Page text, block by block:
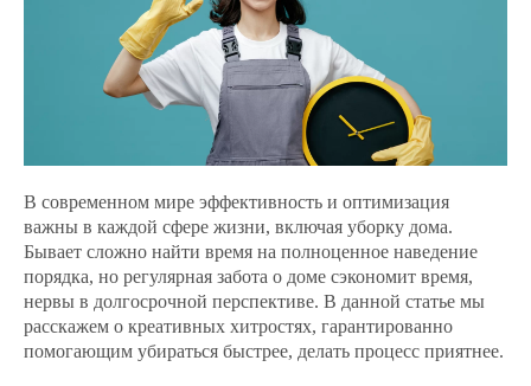
В современном мире эффективность и оптимизация
важны в каждой сфере жизни, включая уборку дома.
Бывает сложно найти время на полноценное наведение
порядка, но регулярная забота о доме сэкономит время,
нервы в долгосрочной перспективе. В данной статье мы
расскажем о креативных хитростях, гарантированно
помогающим убираться быстрее, делать процесс приятнее.